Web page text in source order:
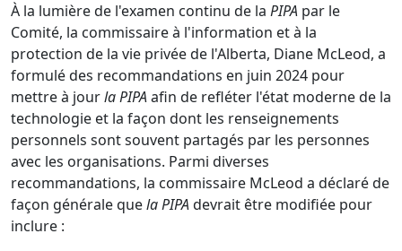
À la lumière de l'examen continu de la PIPA par le
Comité, la commissaire à l'information et à la
protection de la vie privée de l'Alberta, Diane McLeod, a
formulé des recommandations en juin 2024 pour
mettre à jourla PIPAafin de refléter l'état moderne de la
technologie et la façon dont les renseignements
personnels sont souvent partagés par les personnes
avec les organisations. Parmi diverses
recommandations, la commissaire McLeod a déclaré de
façon générale quela PIPAdevrait être modifiée pour
inclure :